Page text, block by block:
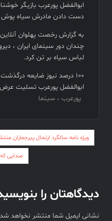
فیلم های
ابوالفضل پورعرب بازیگر
دست دادن مادرش سیاه
به گزارش رخصت پهلوان
چندان دور سینمای ایران ،
لباس سیاه بر تن کرد.
۱۰۰ درصد نیوز ضایعه
ابوالفضل پورعرب تسلیت
پورعرب ، سینما
راهبری
ویژه نامه سالگرد ارتحال پیرجماران
صدایی
دیدگاهتان را
نشانی ایمیل شما منتشر نخواهد